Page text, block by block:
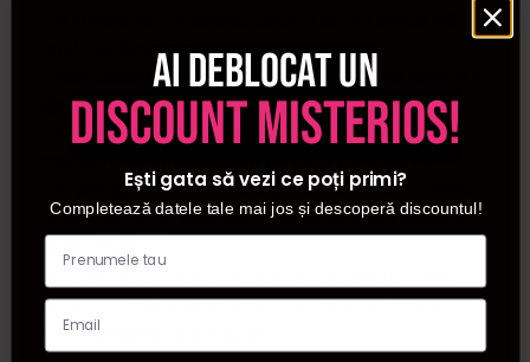
- toate culorile se pot folosi atat la aplicarea clasica a
ojei semipermanente, cat si la aplicarea cu apex.
- toate culorile gamei Cupio The One sunt
- se pot aplica cu succes si pe manichiurile lucrate cu
acryl sau gel, cu conditia ca gelul de finish folosit sa
salon, cat si pentru femeile ce prefera sa isi faca
singure manichiura, acasa.
Ai deblocat un
discount misterios!
Ești gata să vezi ce poți primi?
Completează datele tale mai jos și descoperă discountul!